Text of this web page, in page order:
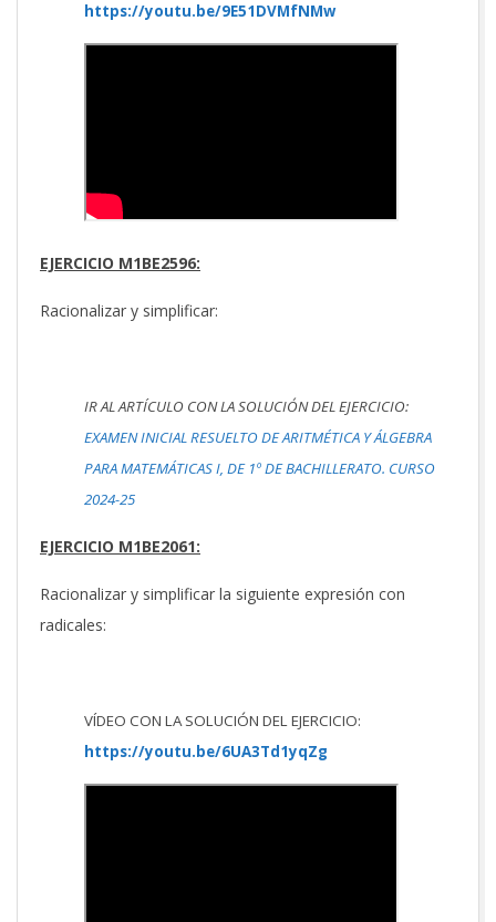
https://youtu.be/9E51DVMfNMw
EJERCICIO M1BE2596:
Racionalizar y simplificar:
IR AL ARTÍCULO CON LA SOLUCIÓN DEL EJERCICIO:
EXAMEN INICIAL RESUELTO DE ARITMÉTICA Y ÁLGEBRA
PARA MATEMÁTICAS I, DE 1º DE BACHILLERATO. CURSO
2024-25
EJERCICIO M1BE2061:
Racionalizar y simplificar la siguiente expresión con
radicales:
VÍDEO CON LA SOLUCIÓN DEL EJERCICIO:
https://youtu.be/6UA3Td1yqZg